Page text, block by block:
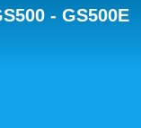
- GS500E